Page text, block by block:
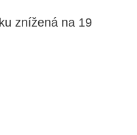
znížená na 19